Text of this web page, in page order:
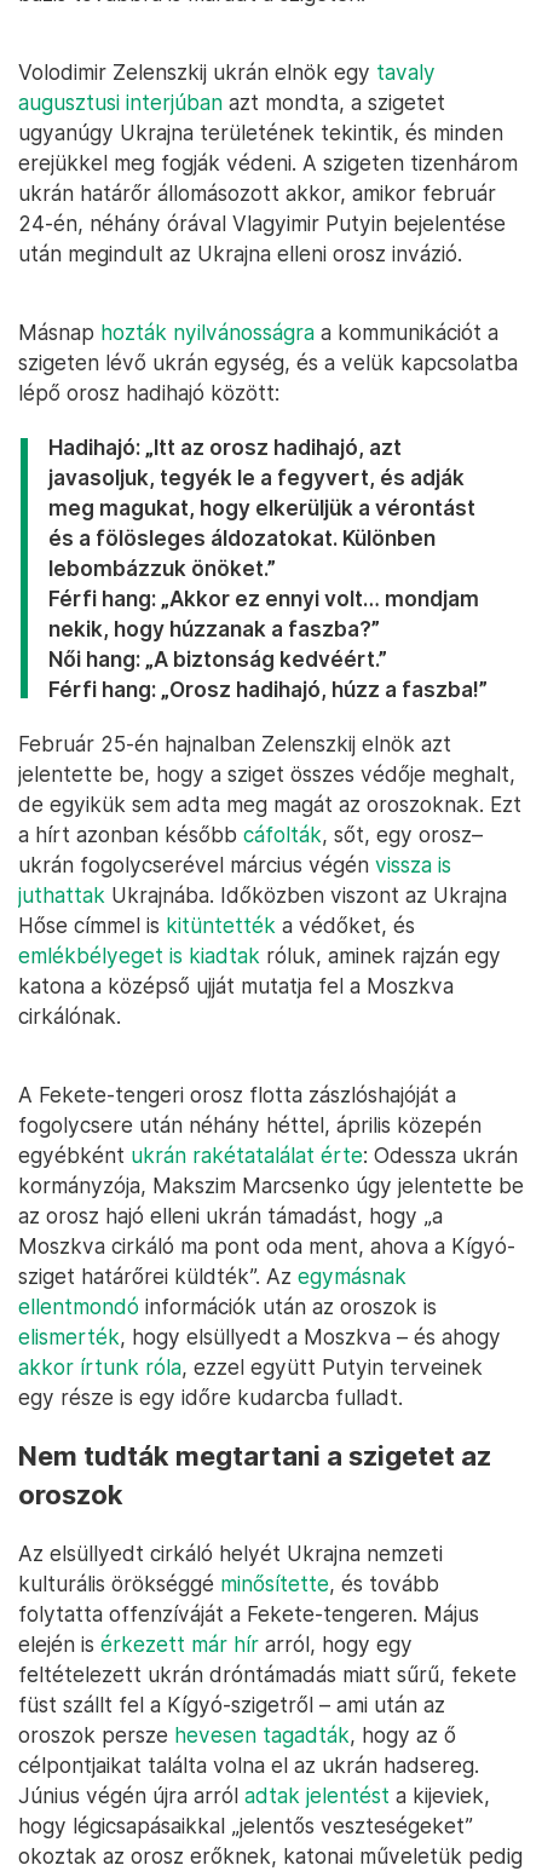
Volodimir Zelenszkij ukrán elnök egy tavaly
augusztusi interjúban azt mondta, a szigetet
ugyanúgy Ukrajna területének tekintik, és minden
erejükkel meg fogják védeni. A szigeten tizenhárom
ukrán határőr állomásozott akkor, amikor február
24-én, néhány órával Vlagyimir Putyin bejelentése
után megindult az Ukrajna elleni orosz invázió.
Másnap hozták nyilvánosságra a kommunikációt a
szigeten lévő ukrán egység, és a velük kapcsolatba
lépő orosz hadihajó között:
Hadihajó: „Itt az orosz hadihajó, azt
javasoljuk, tegyék le a fegyvert, és adják
meg magukat, hogy elkerüljük a vérontást
és a fölösleges áldozatokat. Különben
lebombázzuk önöket.”
Férfi hang: „Akkor ez ennyi volt… mondjam
nekik, hogy húzzanak a faszba?”
Női hang: „A biztonság kedvéért.”
Férfi hang: „Orosz hadihajó, húzz a faszba!”
Február 25-én hajnalban Zelenszkij elnök azt
jelentette be, hogy a sziget összes védője meghalt,
de egyikük sem adta meg magát az oroszoknak. Ezt
a hírt azonban később cáfolták, sőt, egy orosz–
ukrán fogolycserével március végén vissza is
juthattak Ukrajnába. Időközben viszont az Ukrajna
Hőse címmel is kitüntették a védőket, és
emlékbélyeget is kiadtak róluk, aminek rajzán egy
katona a középső ujját mutatja fel a Moszkva
cirkálónak.
A Fekete-tengeri orosz flotta zászlóshajóját a
fogolycsere után néhány héttel, április közepén
egyébként ukrán rakétatalálat érte: Odessza ukrán
kormányzója, Makszim Marcsenko úgy jelentette be
az orosz hajó elleni ukrán támadást, hogy „a
Moszkva cirkáló ma pont oda ment, ahova a Kígyó-
sziget határőrei küldték”. Az egymásnak
ellentmondó információk után az oroszok is
elismerték, hogy elsüllyedt a Moszkva – és ahogy
akkor írtunk róla, ezzel együtt Putyin terveinek
egy része is egy időre kudarcba fulladt.
Nem tudták megtartani a szigetet az
oroszok
Az elsüllyedt cirkáló helyét Ukrajna nemzeti
kulturális örökséggé minősítette, és tovább
folytatta offenzíváját a Fekete-tengeren. Május
elején is érkezett már hír arról, hogy egy
feltételezett ukrán dróntámadás miatt sűrű, fekete
füst szállt fel a Kígyó-szigetről – ami után az
oroszok persze hevesen tagadták, hogy az ő
célpontjaikat találta volna el az ukrán hadsereg.
Június végén újra arról adtak jelentést a kijeviek,
hogy légicsapásaikkal „jelentős veszteségeket”
okoztak az orosz erőknek, katonai műveletük pedig